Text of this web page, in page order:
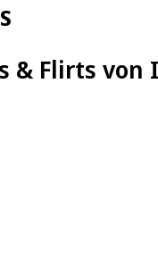
& Flirts von